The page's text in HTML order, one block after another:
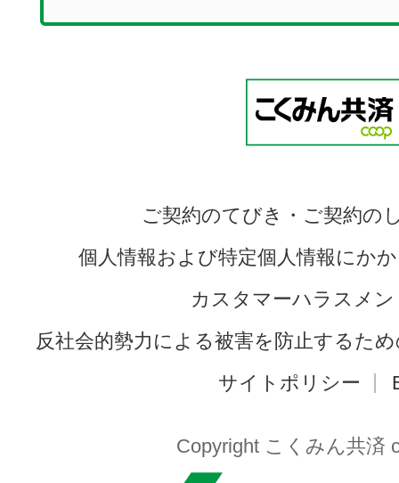
ご契約のてびき・ご契約の
個人情報および特定個人情報にか
カスタマーハラスメ
反社会的勢力による被害を防止するた
サイトポリシー
Copyright こくみん共済